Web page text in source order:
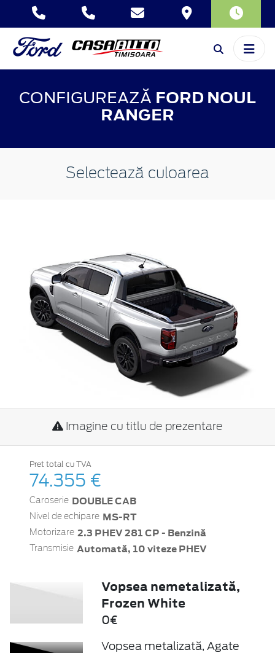
CONFIGUREAZĂ FORD NOUL
RANGER
Selectează culoarea
Imagine cu titlu de prezentare
Pret total cu TVA
74.355 €
Caroserie DOUBLE CAB
Nivel de echipare MS-RT
Motorizare 2.3 PHEV 281 CP - Benzină
Transmisie Automată, 10 viteze PHEV
Vopsea nemetalizată,
Frozen White
0€
Vopsea metalizată, Agate